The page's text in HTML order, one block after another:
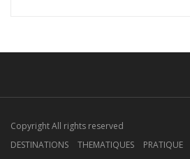
Copyright All rights reserved
DESTINATIONS
THEMATIQUES PRATIQUE